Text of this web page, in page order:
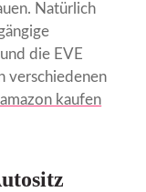
Natürlich
die EVE
verschiedenen
kaufen